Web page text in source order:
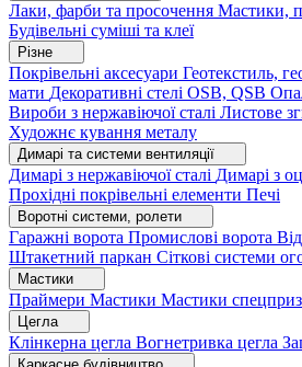
Лаки, фарби та просочення Мастики,
Будівельні суміші та клеї
Різне
Покрівельні аксесуари Геотекстиль,
мати Декоративні стелі OSB, QSB
Вироби з нержавіючої сталі Листове
Художнє кування металу
Димарі та системи вентиляції
Димарі з нержавіючої сталі Димарі з
Прохідні покрівельні елементи Печі
Воротні системи, ролети
Гаражні ворота Промислові ворота
Штакетний паркан Сіткові системи
Мастики
Праймери Мастики Мастики
Цегла
Клінкерна цегла Вогнетривка цегла